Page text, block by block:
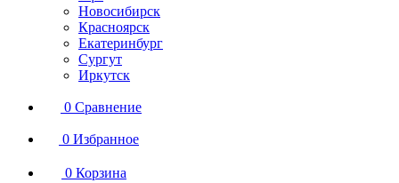
Новосибирск
Красноярск
Екатеринбург
Сургут
Иркутск
0 Сравнение
0 Избранное
0 Корзина